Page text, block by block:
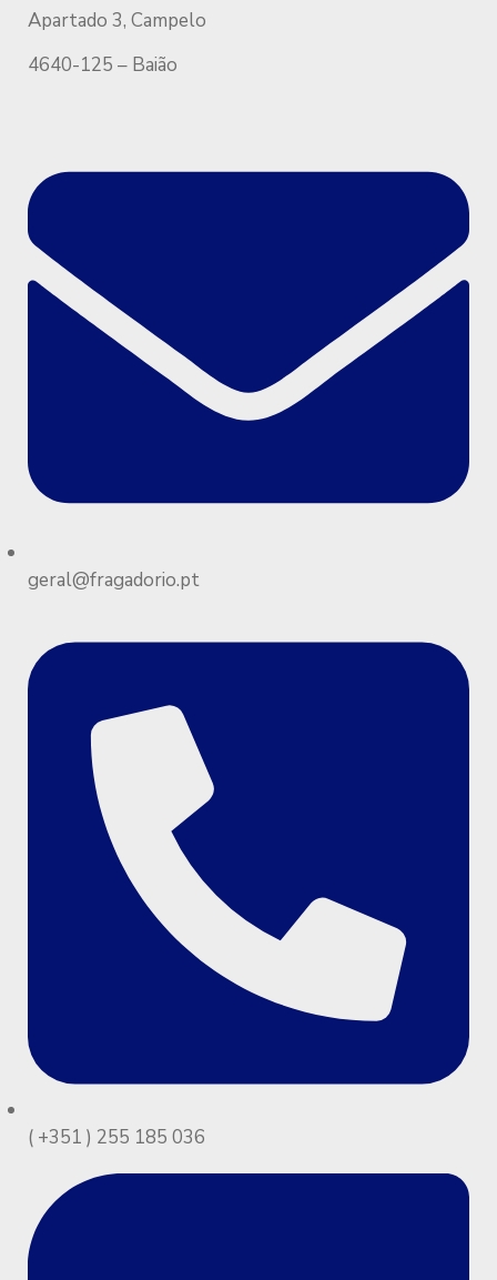
Apartado 3, Campelo
4640-125 – Baião
geral@fragadorio.pt
( +351 ) 255 185 036